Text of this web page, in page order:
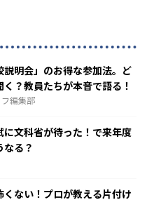
説明会」のお得な参加法。ど
？教員たちが本音で語る！
編集部
に文科省が待った！で来年度
なる？
くない！プロが教える片付け